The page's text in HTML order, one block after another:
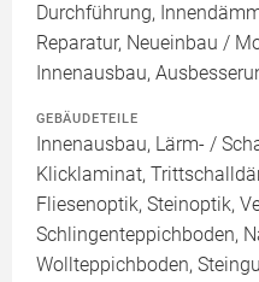
Durchführung,
Reparatur, Neueinbau /
Innenausbau,
GEBÄUDETEILE
Innenausbau, Lärm- /
Klicklaminat,
Fliesenoptik, Steinoptik,
Schlingenteppichboden,
Wollteppichboden,